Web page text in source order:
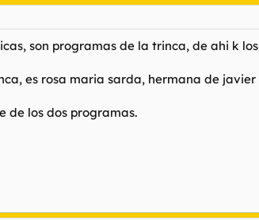
son programas de la trinca, de ahi k
es rosa maria sarda, hermana de
de los dos programas.